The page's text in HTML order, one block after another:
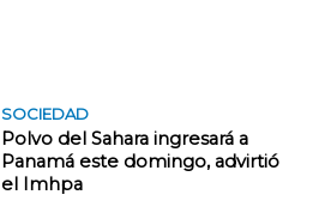
SOCIEDAD
Polvo del Sahara ingresará a
Panamá este domingo, advirtió
el Imhpa